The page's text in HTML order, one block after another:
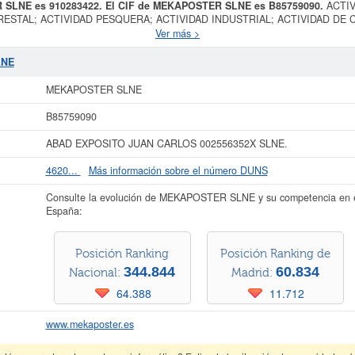
es 910283422. El CIF de MEKAPOSTER SLNE es B85759090.
ACTIVIDAD PESQUERA; ACTIVIDAD INDUSTRIAL; ACTIVIDAD DE
ACTIVIDAD DE TRANSPORTES; ACTIVIDAD DE COMUNICACI
el día 04/08/2009. Su CNAE correspondiente es 2513 - Fabricación de
industrializada. Los digitos correspondientes al número SIC de
y las similares de su sector pueden pedir algunas subvenciones. Si
Registro Mercantil de Madrid y tiene 4 actos publicados en el BORME.
más datos de la empresa MEKAPOSTER SLNE puedeacceder
los resultados de sus años de actividad, así como los balances y
La última actualización del informe de empresa se ha realizado el 09/07/2026.
Ver más >
MEKAPOSTER SLNE
B85759090
ABAD EXPOSITO JUAN CARLOS 002556352X SLNE.
4620... Más información sobre el número DUNS
Consulte la evolución de MEKAPOSTER SLNE y su competencia
España:
Posición Ranking
Nacional: 344.844
64.388
Posición Ranking de
Madrid: 60.834
11.712
www.mekaposter.es